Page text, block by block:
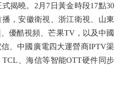
揭曉。 2月7日黃金時段17點30
，安徽衛視、浙江衛視、山東
優酷視頻、芒果TV，以及中國
、中國廣電四大運營商IPTV渠
、海信等智能OTT硬件同步